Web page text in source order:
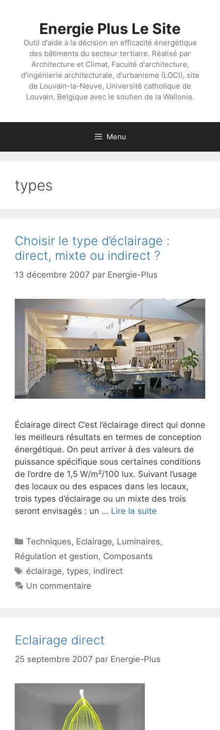
Energie Plus Le Site
Outil d'aide à la décision en efficacité énergétique
des bâtiments du secteur tertiaire. Réalisé par
Architecture et Climat, Faculté d'architecture,
d'ingénierie architecturale, d'urbanisme (LOCI), site
de Louvain-la-Neuve, Université catholique de
Louvain, Belgique avec le soutien de la Wallonie.
Menu
types
Choisir le type d’éclairage :
direct, mixte ou indirect ?
13 décembre 2007 par Energie-Plus
Éclairage direct C’est l’éclairage direct qui donne
les meilleurs résultats en termes de conception
énergétique. On peut arriver à des valeurs de
puissance spécifique sous certaines conditions
de l’ordre de 1,5 W/m²/100 lux. Suivant l’usage
des locaux ou des espaces dans les locaux,
trois types d’éclairage ou un mixte des trois
seront envisagés : un … Lire la suite
Catégories
Techniques, Eclairage, Luminaires,
Régulation et gestion, Composants
Étiquettes
éclairage,types, indirect
Un commentaire
Eclairage direct
25 septembre 2007 par Energie-Plus